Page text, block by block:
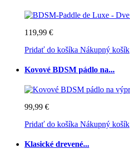
119,99 €
Pridať do košíka Nákupný košík
Kovové BDSM pádlo na...
99,99 €
Pridať do košíka Nákupný košík
Klasické drevené...